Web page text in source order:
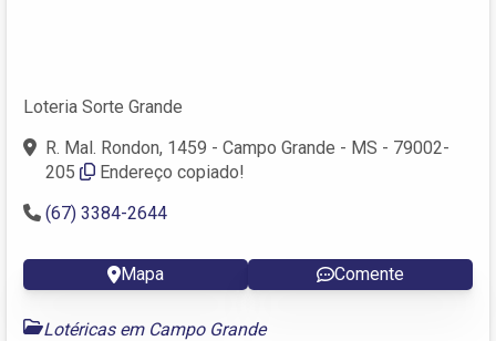
Loteria Sorte Grande
R. Mal. Rondon, 1459 - Campo Grande - MS - 79002-
205
Endereço copiado!
(67) 3384-2644
Mapa Comente
Lotéricas em Campo Grande